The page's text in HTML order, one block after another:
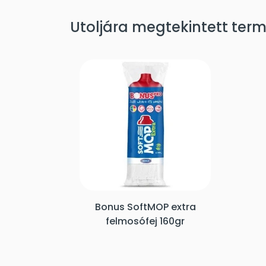
Utoljára megtekintett
Bonus SoftMOP extra
felmosófej 160gr